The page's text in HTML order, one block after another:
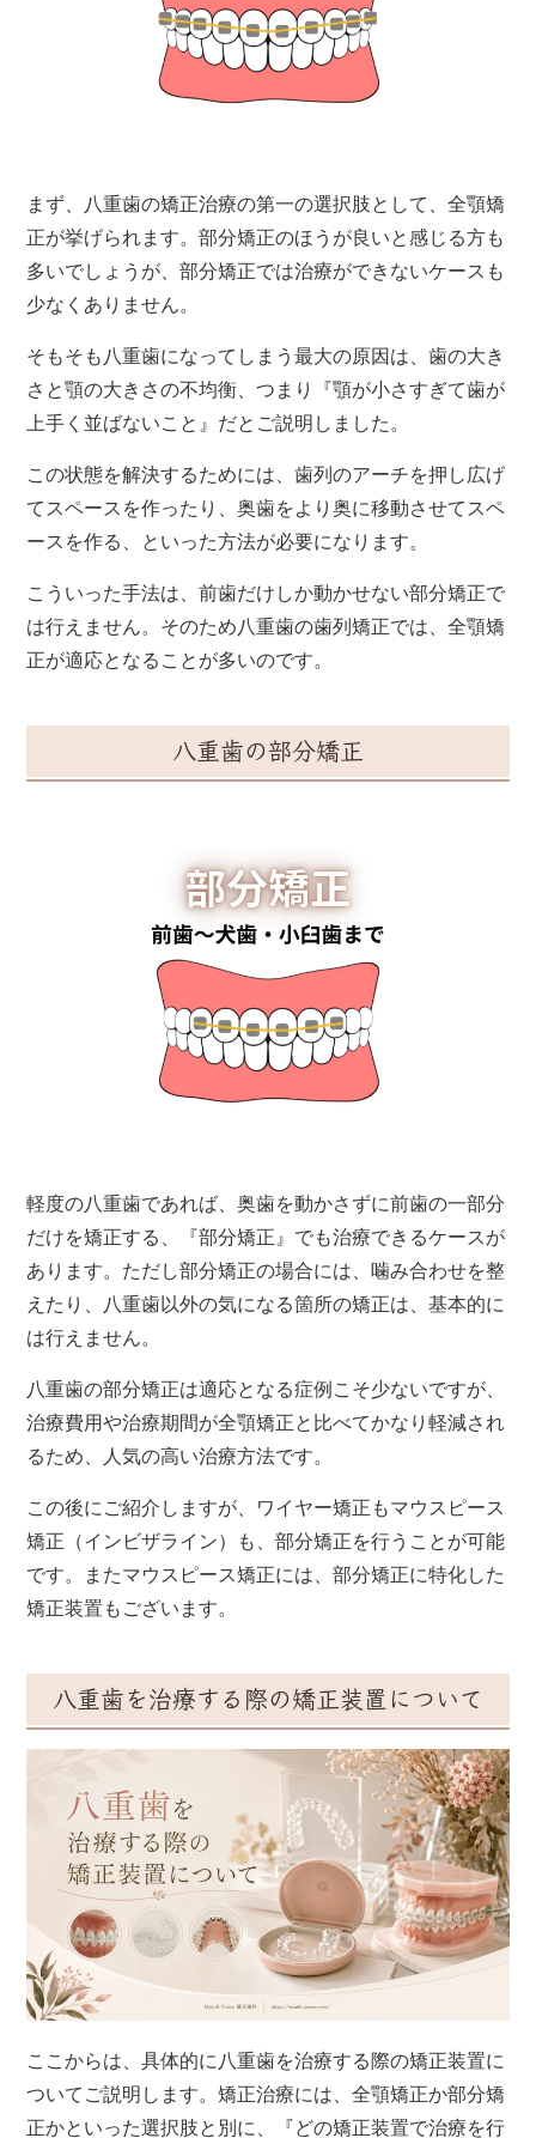
まず、八重歯の矯正治療の第一の選択肢として、全顎矯
正が挙げられます。部分矯正のほうが良いと感じる方も
多いでしょうが、部分矯正では治療ができないケースも
少なくありません。
そもそも八重歯になってしまう最大の原因は、歯の大き
さと顎の大きさの不均衡、つまり『顎が小さすぎて歯が
上手く並ばないこと』だとご説明しました。
この状態を解決するためには、歯列のアーチを押し広げ
てスペースを作ったり、奥歯をより奥に移動させてスペ
ースを作る、といった方法が必要になります。
こういった手法は、前歯だけしか動かせない部分矯正で
は行えません。そのため八重歯の歯列矯正では、全顎矯
正が適応となることが多いのです。
八重歯の部分矯正
軽度の八重歯であれば、奥歯を動かさずに前歯の一部分
だけを矯正する、『部分矯正』でも治療できるケースが
あります。ただし部分矯正の場合には、噛み合わせを整
えたり、八重歯以外の気になる箇所の矯正は、基本的に
は行えません。
八重歯の部分矯正は適応となる症例こそ少ないですが、
治療費用や治療期間が全顎矯正と比べてかなり軽減され
るため、人気の高い治療方法です。
この後にご紹介しますが、ワイヤー矯正もマウスピース
矯正（インビザライン）も、部分矯正を行うことが可能
です。またマウスピース矯正には、部分矯正に特化した
矯正装置もございます。
八重歯を治療する際の矯正装置について
ここからは、具体的に八重歯を治療する際の矯正装置に
ついてご説明します。矯正治療には、全顎矯正か部分矯
正かといった選択肢と別に、『どの矯正装置で治療を行